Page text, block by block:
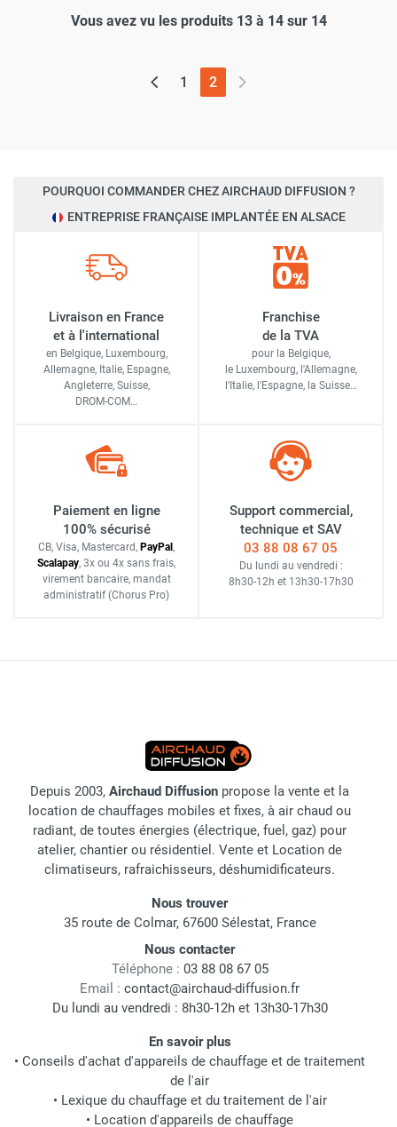
Vous avez vu les produits 13 à 14 sur 14
1 2(page actuelle)
POURQUOI COMMANDER CHEZ AIRCHAUD DIFFUSION ?
ENTREPRISE FRANÇAISE IMPLANTÉE EN ALSACE
Livraison en France
et à l'international
en Belgique, Luxembourg,
Allemagne, Italie, Espagne,
Angleterre, Suisse,
DROM-COM…
Franchise
de la TVA
pour la Belgique,
le Luxembourg, l'Allemagne,
l'Italie, l'Espagne, la Suisse…
Paiement en ligne
100% sécurisé
CB, Visa, Mastercard, PayPal ,
Scalapay, 3x ou 4x sans frais,
virement bancaire, mandat
administratif (Chorus Pro)
Support commercial,
technique et SAV
03 88 08 67 05
Du lundi au vendredi :
8h30-12h et 13h30-17h30
Depuis 2003, Airchaud Diffusion propose la vente et la
location de chauffages mobiles et fixes, à air chaud ou
radiant, de toutes énergies (électrique, fuel, gaz) pour
atelier, chantier ou résidentiel. Vente et Location de
climatiseurs, rafraichisseurs, déshumidificateurs.
Nous trouver
35 route de Colmar, 67600 Sélestat, France
Nous contacter
Téléphone : 03 88 08 67 05
Email : contact@airchaud-diffusion.fr
Du lundi au vendredi : 8h30-12h et 13h30-17h30
En savoir plus
• Conseils d'achat d'appareils de chauffage et de traitement
de l'air
• Lexique du chauffage et du traitement de l'air
• Location d'appareils de chauffage